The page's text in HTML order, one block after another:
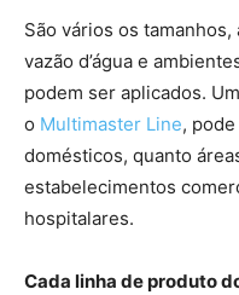
São vários os
vazão d’água e
podem ser aplicados.
o Multimaster Line,
domésticos, quanto
estabelecimentos
hospitalares.
Cada linha de produto